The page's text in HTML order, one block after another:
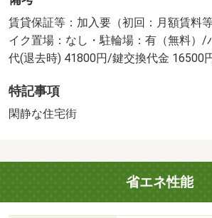
賃貸保証等：加入要（初回：月額賃料
イク置場：なし・駐輪場：有（無料）/
代(退去時) 41800円/鍵交換代金 16500
特記事項
閑静な住宅街
省エネ性能